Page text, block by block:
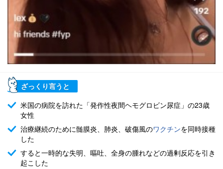
ざっくり言うと
米国の病院を訪れた「発作性夜間ヘモグロビン尿症」の23歳
女性
治療継続のために髄膜炎、肺炎、破傷風のワクチンを同時接種
した
すると一時的な失明、嘔吐、全身の腫れなどの過剰反応を引き
起こした